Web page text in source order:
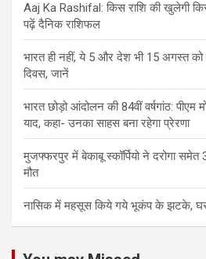
Aaj Ka Rashifal: किस राशि की खुलेगी
पढ़ें दैनिक राशिफल
भारत ही नहीं, ये 5 और देश भी 15 अगस्त को
दिवस, जानें
भारत छोड़ो आंदोलन की 84वीं वर्षगांठ: पीएम
याद, कहा- उनका साहस बना रहेगा प्रेरणा
मुजफ्फरपुर में बेकाबू स्कॉर्पियो ने दरोगा समेत
मौत
नासिक में महसूस किये गये भूकंप के झटके,